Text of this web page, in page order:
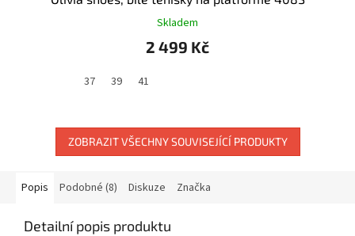
Skladem
2 499 Kč
37 39 41
ZOBRAZIT VŠECHNY SOUVISEJÍCÍ PRODUKTY
Popis Podobné (8) Diskuze Značka
Detailní popis produktu